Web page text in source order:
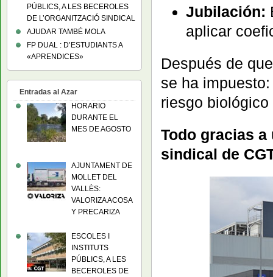
Jubilación:
aplicar
Después de
se ha
riesgo
Todo gracias
sindical de
PÚBLICS, A LES BECEROLES
DE L’ORGANITZACIÓ SINDICAL
AJUDAR TAMBÉ MOLA
FP DUAL : D’ESTUDIANTS A
«APRENDICES»
Entradas al Azar
HORARIO
DURANTE EL
MES DE AGOSTO
AJUNTAMENT DE
MOLLET DEL
VALLÈS:
VALORIZA ACOSA
Y PRECARIZA
ESCOLES I
INSTITUTS
PÚBLICS, A LES
BECEROLES DE